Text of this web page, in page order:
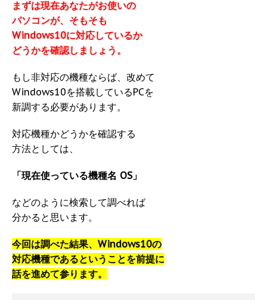
まずは現在あなたがお使いの
パソコンが、そもそも
Windows10に対応しているか
どうかを確認しましょう。
もし非対応の機種ならば、改めて
Windows10を搭載しているPCを
新調する必要があります。
対応機種かどうかを確認する
方法としては、
「現在使っている機種名 OS」
などのように検索して調べれば
分かると思います。
今回は調べた結果、Windows10の
対応機種であるということを前提に
話を進めて参ります。